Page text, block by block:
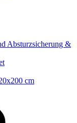
Absturzsicherung &
cm